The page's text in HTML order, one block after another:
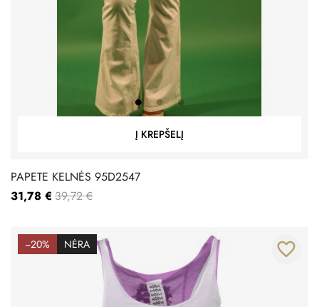
Į KREPŠELĮ
PAPETE KELNĖS 95D2547
31,78 € 39,72 €
−20% NĖRA favorite_border